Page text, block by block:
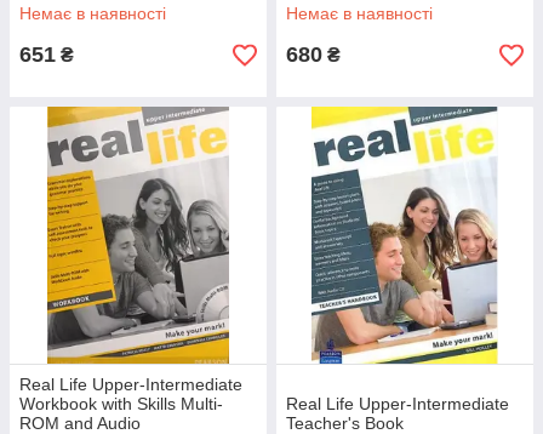
Немає в наявності
651 ₴
Немає в наявності
680 ₴
Real Life Upper-Intermediate
Workbook with Skills Multi-
ROM and Audio
Real Life Upper-Intermediate
Teacher's Book